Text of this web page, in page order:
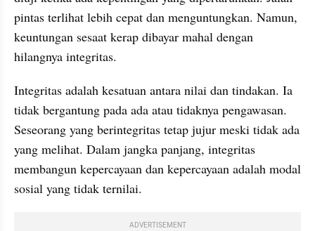
pintas terlihat lebih cepat dan menguntungkan. Namun,
keuntungan sesaat kerap dibayar mahal dengan
hilangnya integritas.
Integritas adalah kesatuan antara nilai dan tindakan. Ia
tidak bergantung pada ada atau tidaknya pengawasan.
Seseorang yang berintegritas tetap jujur meski tidak ada
yang melihat. Dalam jangka panjang, integritas
membangun kepercayaan dan kepercayaan adalah modal
sosial yang tidak ternilai.
ADVERTISEMENT